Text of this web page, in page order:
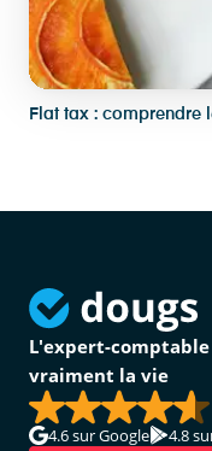
Flat tax : comprendre
L'expert-
vraiment la vie
4.6sur Google 4.8